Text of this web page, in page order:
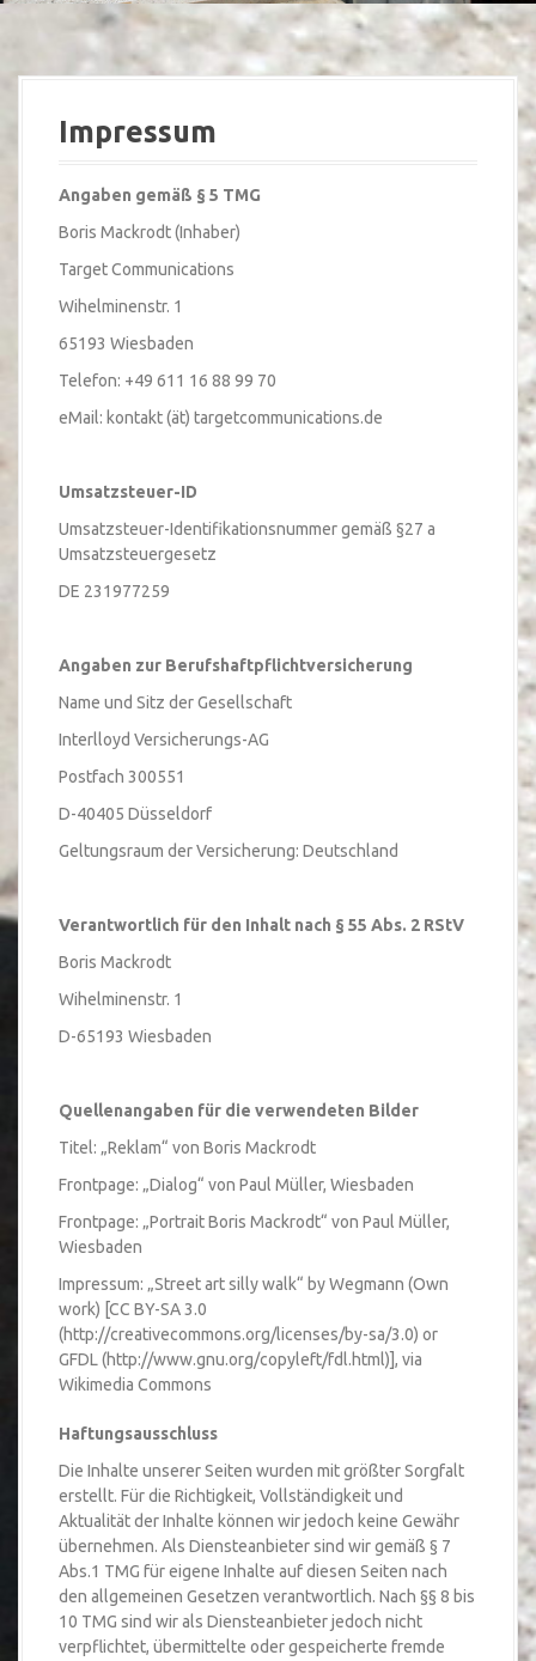
Impressum
Angaben gemäß § 5 TMG
Boris Mackrodt (Inhaber)
Target Communications
Wihelminenstr. 1
65193 Wiesbaden
Telefon: +49 611 16 88 99 70
eMail: kontakt (ät) targetcommunications.de
Umsatzsteuer-ID
Umsatzsteuer-Identifikationsnummer gemäß §27 a
Umsatzsteuergesetz
DE 231977259
Angaben zur Berufshaftpflichtversicherung
Name und Sitz der Gesellschaft
Interlloyd Versicherungs-AG
Postfach 300551
D-40405 Düsseldorf
Geltungsraum der Versicherung: Deutschland
Verantwortlich für den Inhalt nach § 55 Abs. 2 RStV
Boris Mackrodt
Wihelminenstr. 1
D-65193 Wiesbaden
Quellenangaben für die verwendeten Bilder
Titel: „Reklam“ von Boris Mackrodt
Frontpage: „Dialog“ von Paul Müller, Wiesbaden
Frontpage: „Portrait Boris Mackrodt“ von Paul Müller,
Wiesbaden
Impressum: „Street art silly walk“ by Wegmann (Own
work) [CC BY-SA 3.0
(http://creativecommons.org/licenses/by-sa/3.0) or
GFDL (http://www.gnu.org/copyleft/fdl.html)], via
Wikimedia Commons
Haftungsausschluss
Die Inhalte unserer Seiten wurden mit größter Sorgfalt
erstellt. Für die Richtigkeit, Vollständigkeit und
Aktualität der Inhalte können wir jedoch keine Gewähr
übernehmen. Als Diensteanbieter sind wir gemäß § 7
Abs.1 TMG für eigene Inhalte auf diesen Seiten nach
den allgemeinen Gesetzen verantwortlich. Nach §§ 8 bis
10 TMG sind wir als Diensteanbieter jedoch nicht
verpflichtet, übermittelte oder gespeicherte fremde